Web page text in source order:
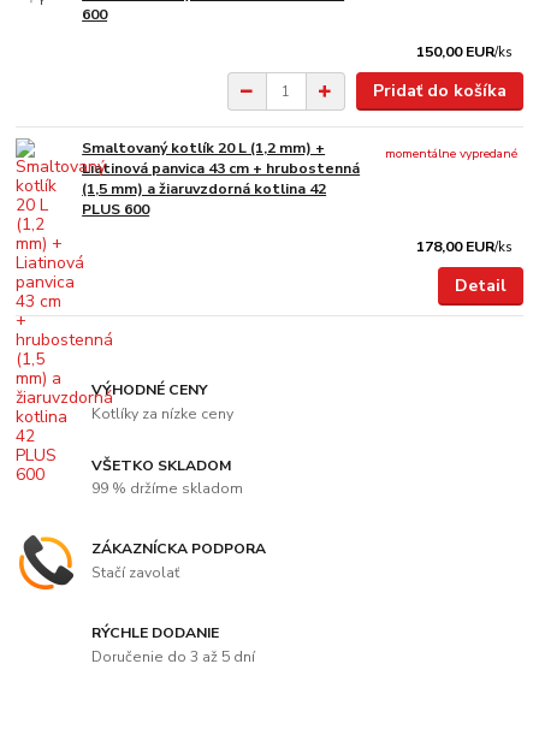
600
150,00 EUR/ks
Pridať do košíka
Smaltovaný kotlík 20 L (1,2 mm) +
Liatinová panvica 43 cm + hrubostenná
(1,5 mm) a žiaruvzdorná kotlina 42
PLUS 600
178,00 EUR/ks
momentálne vypredané
Detail
VÝHODNÉ CENY
Kotlíky za nízke ceny
VŠETKO SKLADOM
99 % držíme skladom
ZÁKAZNÍCKA PODPORA
Stačí zavolať
RÝCHLE DODANIE
Doručenie do 3 až 5 dní